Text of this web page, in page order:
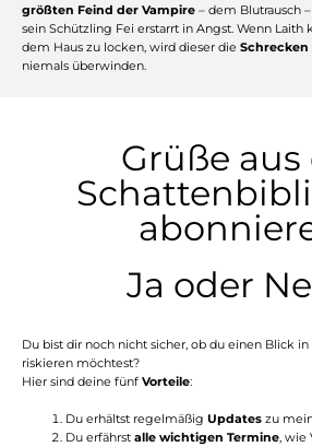
größten Feind der Vampire – dem Blutrausch
sein Schützling Fei erstarrt in Angst. Wenn Laith
dem Haus zu locken, wird dieser die
niemals überwinden.
Grüße aus
Ja oder
Du bist dir noch nicht sicher, ob du einen Blick
riskieren möchtest?
Hier sind deine fünf Vorteile:
Du erhältst regelmäßig Updates zu
Du erfährst alle wichtigen Termine, wie